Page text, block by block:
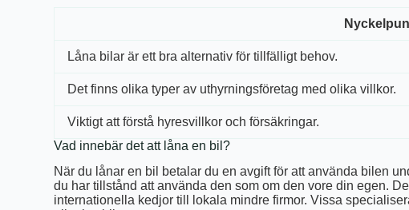
Låna bilar är ett bra alternativ för tillfälligt behov.
Det finns olika typer av uthyrningsföretag med olika villkor.
Viktigt att förstå hyresvillkor och försäkringar.
Vad innebär det att låna en bil?
När du lånar en bil betalar du en avgift för att använda bilen
du har tillstånd att använda den som om den vore din egen.
internationella kedjor till lokala mindre firmor. Vissa